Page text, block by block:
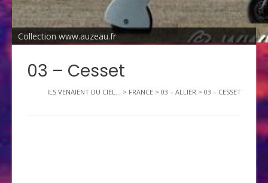
Collection www.auzeau.fr
03 – Cesset
ILS VENAIENT DU CIEL... > FRANCE > 03 – ALLIER > 03 – CESSET